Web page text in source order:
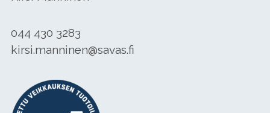
044 430 3283
kirsi.manninen@savas.fi